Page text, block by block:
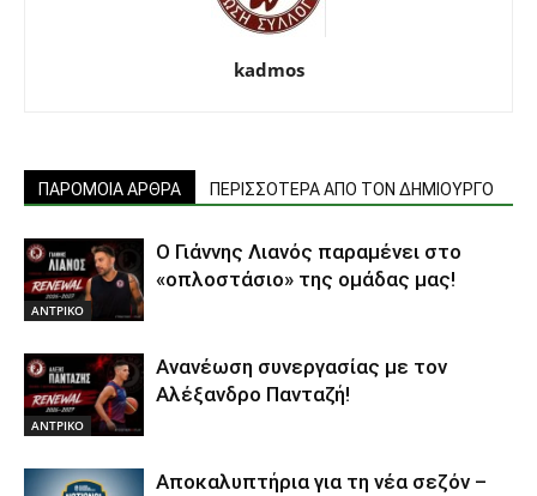
kadmos
ΠΑΡΟΜΟΙΑ ΑΡΘΡΑ ΠΕΡΙΣΣΟΤΕΡΑ ΑΠΟ ΤΟΝ ΔΗΜΙΟΥΡΓΟ
ΑΝTΡΙΚΟ
Ο Γιάννης Λιανός παραμένει στο
«οπλοστάσιο» της ομάδας μας!
ΑΝTΡΙΚΟ
Ανανέωση συνεργασίας με τον
Αλέξανδρο Πανταζή!
Αποκαλυπτήρια για τη νέα σεζόν –